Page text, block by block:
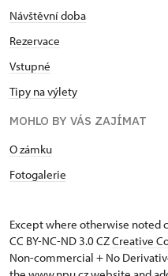
Návštěvní doba
Rezervace
Vstupné
Tipy na výlety
MOHLO BY VÁS ZAJÍMAT
O zámku
Fotogalerie
Except where otherwise noted
CC BY-NC-ND 3.0 CZCreative
Non-commercial + No